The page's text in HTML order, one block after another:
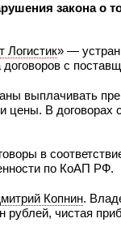
закона о
Логистик» —
с
выплачивать
цены. В договорах
в
по КоАП РФ.
Копнин.
рублей, чистая